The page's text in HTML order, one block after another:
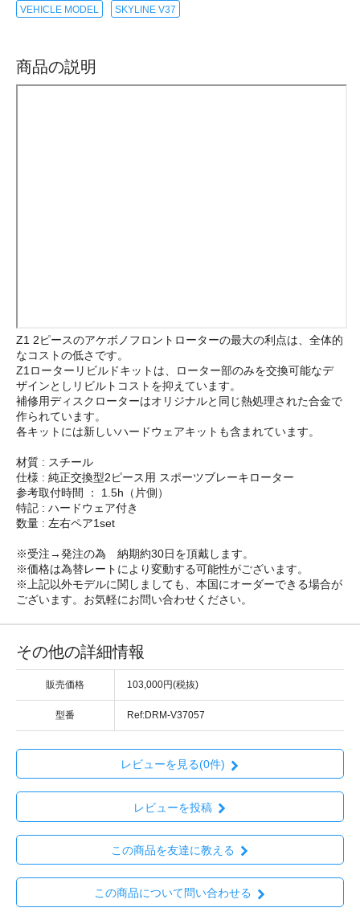
VEHICLE MODEL SKYLINE V37
商品の説明
Z1 2ピースのアケボノフロントローターの最大の利点は、全体的
なコストの低さです。
Z1ローターリビルドキットは、ローター部のみを交換可能なデ
ザインとしリビルトコストを抑えています。
補修用ディスクローターはオリジナルと同じ熱処理された合金で
作られています。
各キットには新しいハードウェアキットも含まれています。
材質 : スチール
仕様 : 純正交換型2ピース用 スポーツブレーキローター
参考取付時間 ： 1.5h（片側）
特記 : ハードウェア付き
数量 : 左右ペア1set
※受注→発注の為 納期約30日を頂戴します。
※価格は為替レートにより変動する可能性がございます。
※上記以外モデルに関しましても、本国にオーダーできる場合が
ございます。お気軽にお問い合わせください。
その他の詳細情報
販売価格 103,000円(税抜)
型番 Ref:DRM-V37057
レビューを見る(0件)
レビューを投稿
この商品を友達に教える
この商品について問い合わせる